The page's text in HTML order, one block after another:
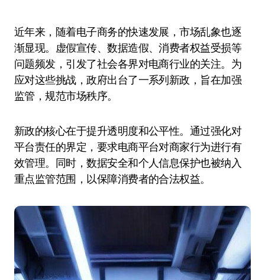
近年来，随着电子商务的快速发展，市场乱象也逐
渐显现。虚假宣传、数据造假、消费者权益受损等
问题频发，引发了社会各界对电商行业的关注。为
应对这些挑战，政府出台了一系列新政，旨在加强
监管，规范市场秩序。
新政的核心在于提升透明度和公平性。通过强化对
平台责任的界定，要求电商平台对商家行为进行有
效管理。同时，数据安全和个人信息保护也被纳入
重点监管范围，以保障消费者的合法权益。